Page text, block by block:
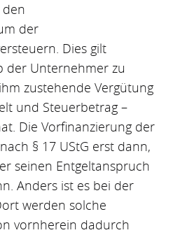
der
Dies gilt
der Unternehmer zu
zustehende Vergütung
und Steuerbetrag –
Die Vorfinanzierung der
§ 17 UStG erst dann,
seinen Entgeltanspruch
Anders ist es bei der
werden solche
vornherein dadurch